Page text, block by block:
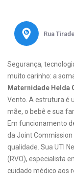
Rua
Segurança,
muito carinho: a
Maternidade Helda
Vento. A estrutura é
mãe, o bebê e sua
Em funcionamento
da Joint
qualidade. Sua UTI
(RVO), especialista
cuidado médico aos